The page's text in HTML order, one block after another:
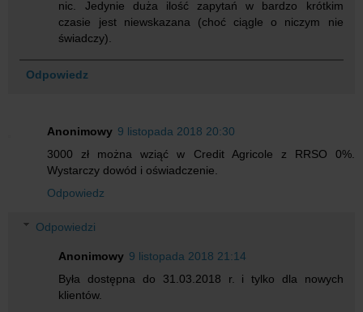
nic. Jedynie duża ilość zapytań w bardzo krótkim
czasie jest niewskazana (choć ciągle o niczym nie
świadczy).
Odpowiedz
Anonimowy 9 listopada 2018 20:30
3000 zł można wziąć w Credit Agricole z RRSO 0%.
Wystarczy dowód i oświadczenie.
Odpowiedz
Odpowiedzi
Anonimowy 9 listopada 2018 21:14
Była dostępna do 31.03.2018 r. i tylko dla nowych
klientów.